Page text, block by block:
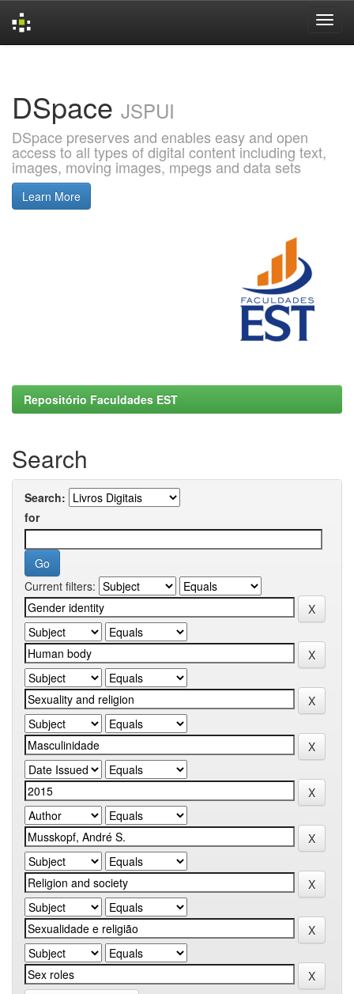
DSpace JSPUI
DSpace preserves and enables easy and open
access to all types of digital content including text,
images, moving images, mpegs and data sets
Learn More
Repositório Faculdades EST
Search
Search:
for
Current filters: